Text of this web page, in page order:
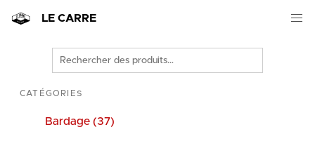
LE CARRE
Rechercher
des
produits
CATÉGORIES
Bardage (37)